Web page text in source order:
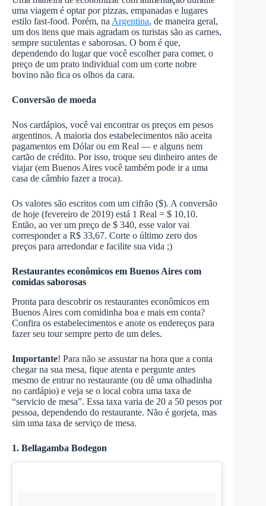
uma viagem é optar por pizzas, empanadas e lugares
estilo fast-food. Porém, na Argentina, de maneira geral,
um dos itens que mais agradam os turistas são as carnes,
sempre suculentas e saborosas. O bom é que,
dependendo do lugar que você escolher para comer, o
preço de um prato individual com um corte nobre
bovino não fica os olhos da cara.
Conversão de moeda
Nos cardápios, você vai encontrar os preços em pesos
argentinos. A maioria dos estabelecimentos não aceita
pagamentos em Dólar ou em Real — e alguns nem
cartão de crédito. Por isso, troque seu dinheiro antes de
viajar (em Buenos Aires você também pode ir a uma
casa de câmbio fazer a troca).
Os valores são escritos com um cifrão ($). A conversão
de hoje (fevereiro de 2019) está 1 Real = $ 10,10.
Então, ao ver um preço de $ 340, esse valor vai
corresponder a R$ 33,67. Corte o último zero dos
preços para arredondar e facilite sua vida ;)
Restaurantes econômicos em Buenos Aires com
comidas saborosas
Pronta para descobrir os restaurantes econômicos em
Buenos Aires com comidinha boa e mais em conta?
Confira os estabelecimentos e anote os endereços para
fazer seu tour sempre perto de um deles.
Importante! Para não se assustar na hora que a conta
chegar na sua mesa, fique atenta e pergunte antes
mesmo de entrar no restaurante (ou dê uma olhadinha
no cardápio) e veja se o local cobra uma taxa de
“servicio de mesa”. Essa taxa varia de 20 a 50 pesos por
pessoa, dependendo do restaurante. Não é gorjeta, mas
sim uma taxa de serviço de mesa.
1. Bellagamba Bodegon